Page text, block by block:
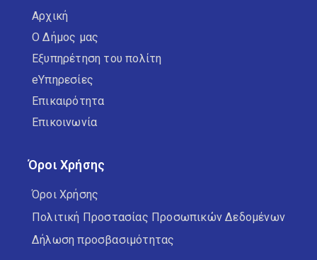
Αρχική
Ο Δήμος μας
Εξυπηρέτηση του πολίτη
eΥπηρεσίες
Επικαιρότητα
Επικοινωνία
Όροι Χρήσης
Όροι Χρήσης
Πολιτική Προστασίας Προσωπικών Δεδομένων
Δήλωση προσβασιμότητας